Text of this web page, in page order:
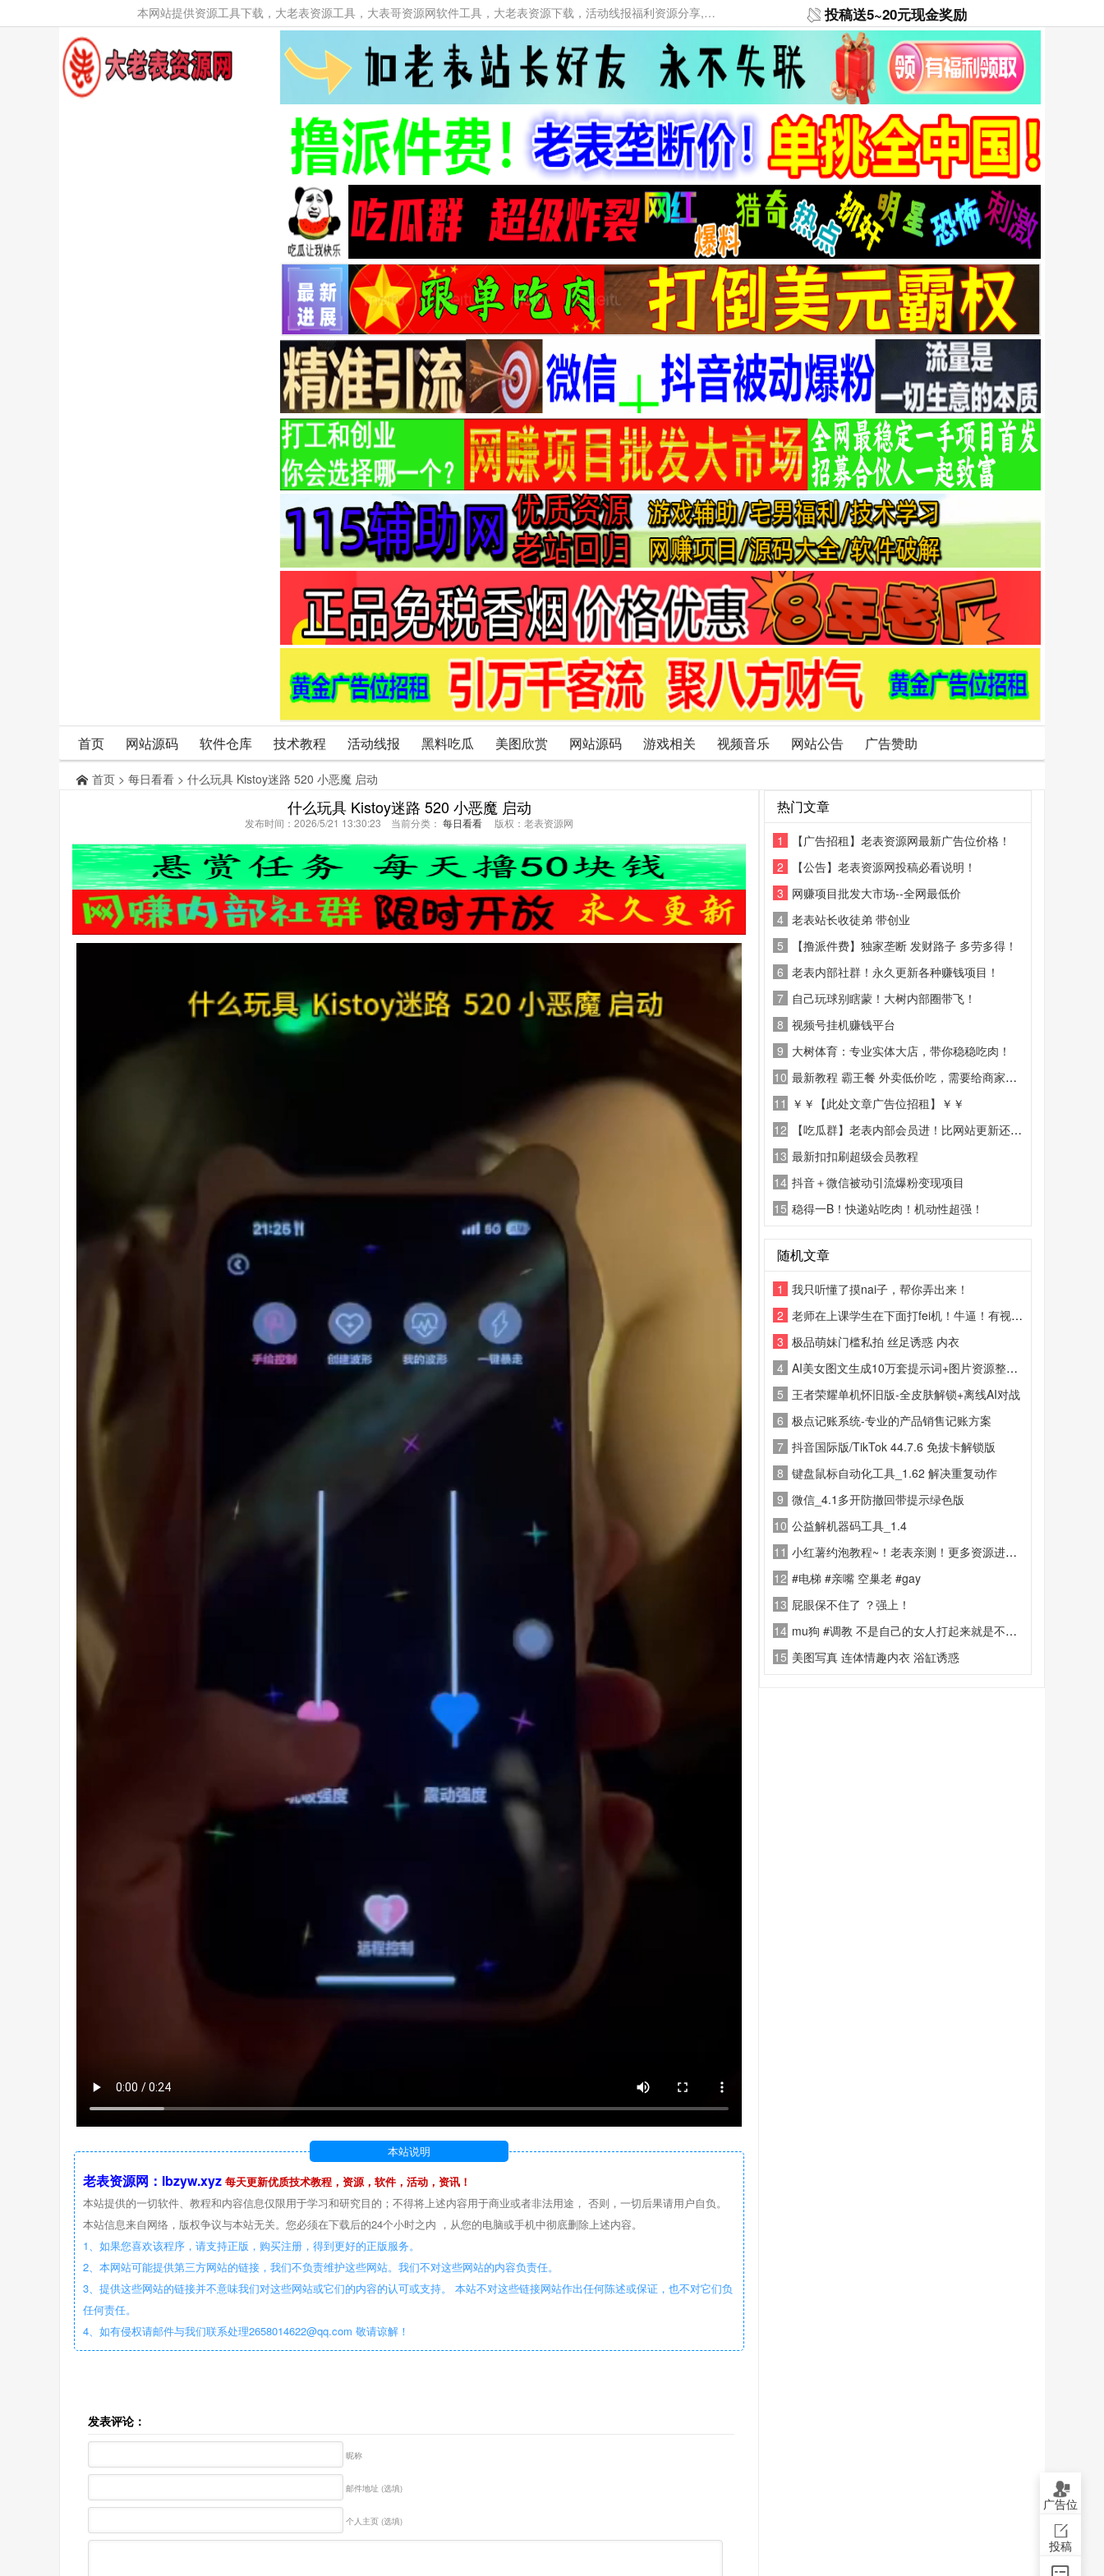
本网站提供资源工具下载，大老表资源工具，大表哥资源网软件工具，大老表资源下载，活动线报福利资源分享,活动线报，大型网游经典游戏，网络热门技术游戏辅助交流与分享。 投稿送5~20元现金奖励
首页 网站源码 软件仓库 技术教程 活动线报 黑料吃瓜 美图欣赏 网站源码 游戏相关 视频音乐 网站公告 广告赞助
首页 > 每日看看 > 什么玩具 Kistoy迷路 520 小恶魔 启动
什么玩具 Kistoy迷路 520 小恶魔 启动
发布时间：2026/5/21 13:30:23 当前分类： 每日看看 版权：老表资源网
本站说明
老表资源网：lbzyw.xyz 每天更新优质技术教程，资源，软件，活动，资讯！
本站提供的一切软件、教程和内容信息仅限用于学习和研究目的；不得将上述内容用于商业或者非法用途， 否则，一切后果请用户自负。
本站信息来自网络，版权争议与本站无关。您必须在下载后的24个小时之内 ，从您的电脑或手机中彻底删除上述内容。
1、如果您喜欢该程序，请支持正版，购买注册，得到更好的正版服务。
2、本网站可能提供第三方网站的链接，我们不负责维护这些网站。我们不对这些网站的内容负责任。
3、提供这些网站的链接并不意味我们对这些网站或它们的内容的认可或支持。 本站不对这些链接网站作出任何陈述或保证，也不对它们负
任何责任。
4、如有侵权请邮件与我们联系处理2658014622@qq.com 敬请谅解！
发表评论：
昵称
邮件地址 (选填)
个人主页 (选填)
热门文章
1
【广告招租】老表资源网最新广告位价格！
2
【公告】老表资源网投稿必看说明！
3 网赚项目批发大市场--全网最低价
4 老表站长收徒弟 带创业
5
【撸派件费】独家垄断 发财路子 多劳多得！
6 老表内部社群！永久更新各种赚钱项目！
7 自己玩球别瞎蒙！大树内部圈带飞！
8 视频号挂机赚钱平台
9 大树体育：专业实体大店，带你稳稳吃肉！
10 最新教程 霸王餐 外卖低价吃，需要给商家好评
11 ￥￥【此处文章广告位招租】￥￥
12
【吃瓜群】老表内部会员进！比网站更新还精彩！
13 最新扣扣刷超级会员教程
14 抖音＋微信被动引流爆粉变现项目
15 稳得一B！快递站吃肉！机动性超强！
随机文章
1
我只听懂了摸nai子，帮你弄出来！
2 老师在上课学生在下面打fei机！牛逼！有视频！
3 极品萌妹门槛私拍 丝足诱惑 内衣
4 AI美女图文生成10万套提示词+图片资源整套合集
5 王者荣耀单机怀旧版-全皮肤解锁+离线AI对战
6 极点记账系统-专业的产品销售记账方案
7 抖音国际版/TikTok 44.7.6 免拔卡解锁版
8 键盘鼠标自动化工具_1.62 解决重复动作
9 微信_4.1多开防撤回带提示绿色版
10 公益解机器码工具_1.4
11 小红薯约泡教程~！老表亲测！更多资源进老表内部社群！
12 #电梯 #亲嘴 空巢老 #gay
13 屁眼保不住了 ？强上！
14 mu狗 #调教 不是自己的女人打起来就是不心疼啊
15 美图写真 连体情趣内衣 浴缸诱惑
广告位
投稿